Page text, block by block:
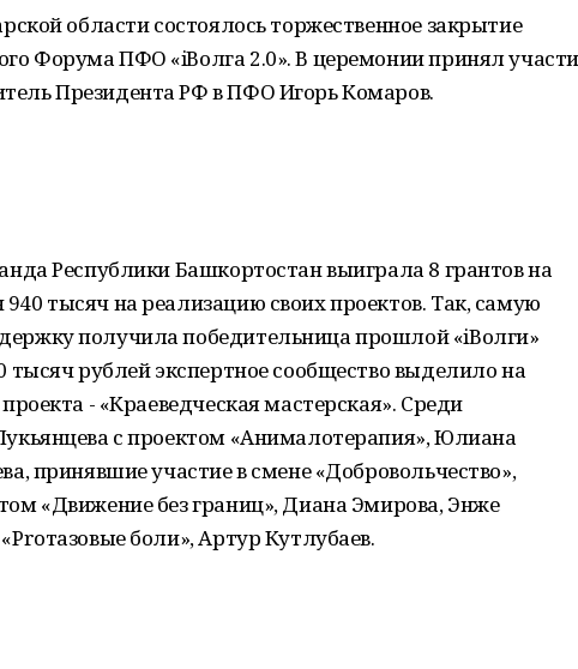
области состоялось торжественное закрытие
Форума ПФО «iВолга 2.0». В церемонии принял
Президента РФ в ПФО Игорь Комаров.
Республики Башкортостан выиграла 8 грантов на
тысяч на реализацию своих проектов. Так, самую
получила победительница прошлой «iВолги»
тысяч рублей экспертное сообщество выделило на
- «Краеведческая мастерская». Среди
с проектом «Анималотерапия», Юлиана
принявшие участие в смене «Добровольчество»,
«Движение без границ», Диана Эмирова, Энже
боли», Артур Кутлубаев.